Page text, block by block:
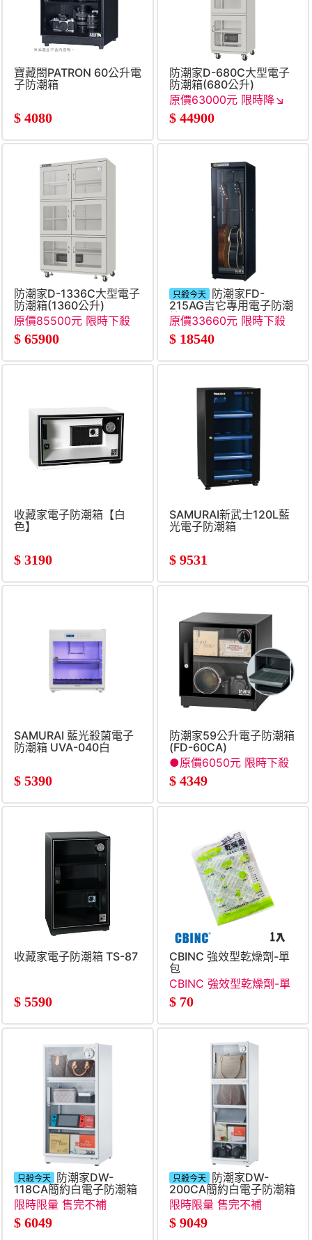
寶藏閤PATRON 60公升電
子防潮箱
$ 4080
防潮家D-680C大型電子
防潮箱(680公升)
原價63000元 限時降↘
●
$ 44900
防潮家D-1336C大型電子
防潮箱(1360公升)
原價85500元 限時下殺
$ 65900
只殺今天
防潮家FD-
215AG吉它專用電子防潮
箱(215公升)
原價33660元 限時下殺
$ 18540
收藏家電子防潮箱【白
色】
$ 3190
SAMURAI新武士120L藍
光電子防潮箱
$ 9531
SAMURAI 藍光殺菌電子
防潮箱 UVA-040白
$ 5390
防潮家59公升電子防潮箱
(FD-60CA)
●原價6050元 限時下殺
●
$ 4349
收藏家電子防潮箱 TS-87
$ 5590
CBINC 強效型乾燥劑-單
包
CBINC 強效型乾燥劑-單
包
$ 70
只殺今天
防潮家DW-
118CA簡約白電子防潮箱
(121公升)
限時限量 售完不補
$ 6049
只殺今天
防潮家DW-
200CA簡約白電子防潮箱
(185公升)
限時限量 售完不補
$ 9049